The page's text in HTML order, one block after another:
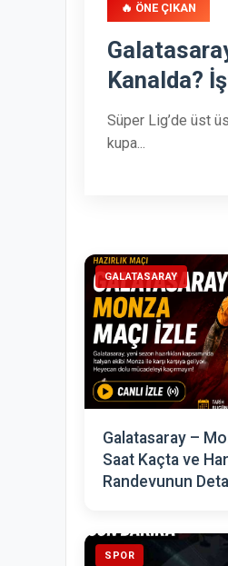
🔥 ÖNE ÇIKAN
Kanalda?
Süper Lig’de üst
kupa...
GALATASARAY
Galatasaray –
Saat Kaçta ve
Randevunun
SPOR